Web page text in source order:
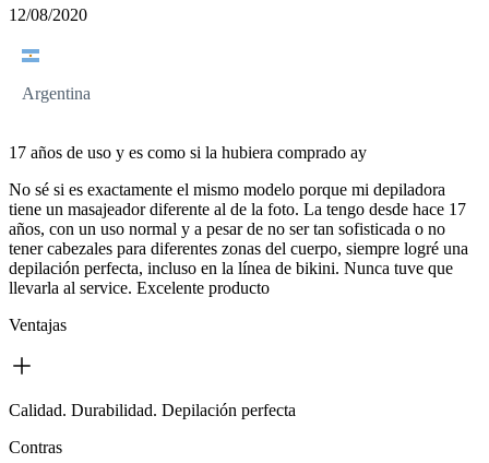
12/08/2020
Argentina
17 años de uso y es como si la hubiera comprado ay
No sé si es exactamente el mismo modelo porque mi depiladora
tiene un masajeador diferente al de la foto. La tengo desde hace 17
años, con un uso normal y a pesar de no ser tan sofisticada o no
tener cabezales para diferentes zonas del cuerpo, siempre logré una
depilación perfecta, incluso en la línea de bikini. Nunca tuve que
llevarla al service. Excelente producto
Ventajas
Calidad. Durabilidad. Depilación perfecta
Contras